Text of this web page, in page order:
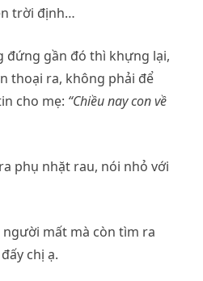
trời định…
đứng gần đó thì khựng lại,
thoại ra, không phải để
cho mẹ: “Chiều nay con về
phụ nhặt rau, nói nhỏ với
mất mà còn tìm ra
chị ạ.